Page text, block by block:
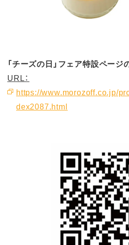
「チーズの日」フェア特設ページ
URL：
https://www.morozoff.co.jp/
dex2087.html